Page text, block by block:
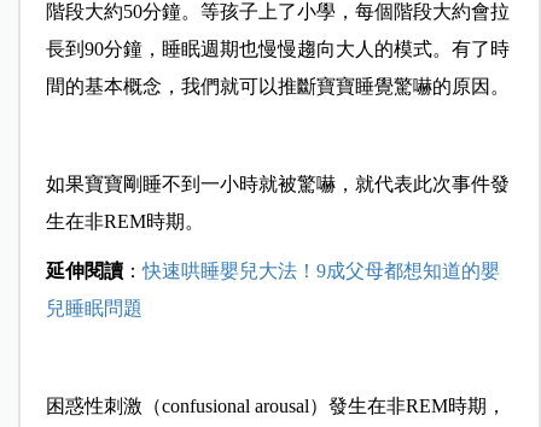
階段大約50分鐘。等孩子上了小學，每個階段大約會拉
長到90分鐘，睡眠週期也慢慢趨向大人的模式。有了時
間的基本概念，我們就可以推斷寶寶睡覺驚嚇的原因。
如果寶寶剛睡不到一小時就被驚嚇，就代表此次事件發
生在非REM時期。
延伸閱讀：快速哄睡嬰兒大法！9成父母都想知道的嬰
兒睡眠問題
困惑性刺激（confusional arousal）發生在非REM時期，